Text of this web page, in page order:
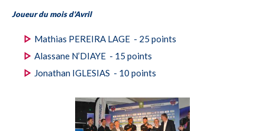
Joueur du mois d'Avril
Mathias PEREIRA LAGE - 25 points
Alassane N’DIAYE - 15 points
Jonathan IGLESIAS - 10 points